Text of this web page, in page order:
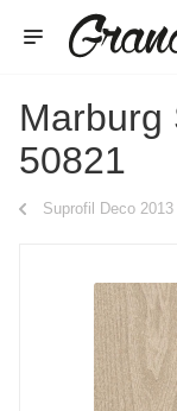
Marburg
50821
Suprofil Deco 2013